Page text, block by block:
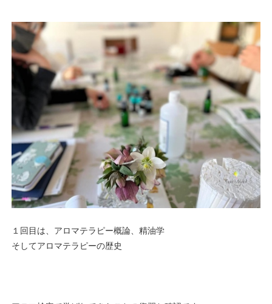
１回目は、アロマテラピー概論、精油学
そしてアロマテラピーの歴史